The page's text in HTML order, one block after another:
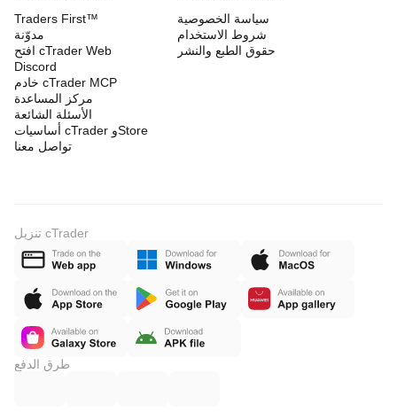
Traders First™
مدوّنة
افتح cTrader Web
Discord
خادم cTrader MCP
مركز المساعدة
الأسئلة الشائعة
أساسيات cTrader وStore
تواصل معنا
سياسة الخصوصية
شروط الاستخدام
حقوق الطبع والنشر
تنزيل cTrader
طرق الدفع